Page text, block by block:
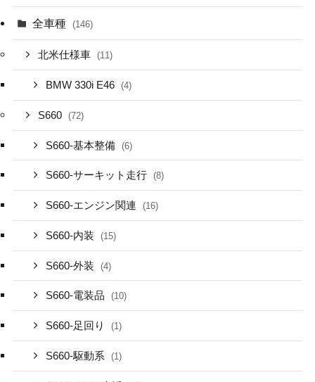
全車種 (146)
北米仕様車 (11)
BMW 330i E46 (4)
S660 (72)
S660-基本整備 (6)
S660-サーキット走行 (8)
S660-エンジン関連 (16)
S660-内装 (15)
S660-外装 (4)
S660-電装品 (10)
S660-足回り (1)
S660-駆動系 (1)